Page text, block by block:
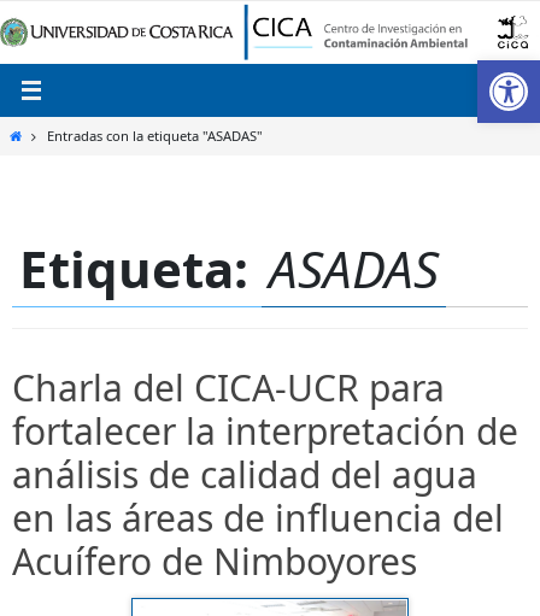
al
contenido
InicioEntradas con la etiqueta "ASADAS"
Etiqueta: ASADAS
Charla del CICA-UCR para
fortalecer la interpretación de
análisis de calidad del agua
en las áreas de influencia del
Acuífero de Nimboyores